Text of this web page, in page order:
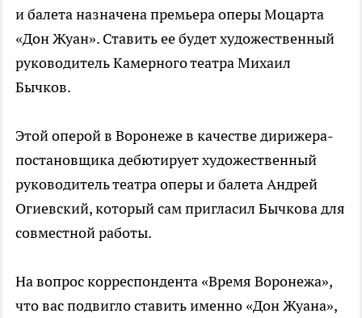
и балета назначена премьера оперы Моцарта
«Дон Жуан». Ставить ее будет художественный
руководитель Камерного театра Михаил
Бычков.
Этой оперой в Воронеже в качестве дирижера-
постановщика дебютирует художественный
руководитель театра оперы и балета Андрей
Огиевский, который сам пригласил Бычкова для
совместной работы.
На вопрос корреспондента «Время Воронежа»,
что вас подвигло ставить именно «Дон Жуана»,